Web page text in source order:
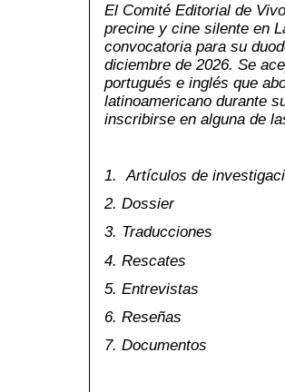
El Comité Editorial de
precine y cine silente en
convocatoria para su
diciembre de 2026. Se
portugués e inglés que
latinoamericano durante
inscribirse en alguna de
1. Artículos de
2. Dossier
3. Traducciones
4. Rescates
5. Entrevistas
6. Reseñas
7. Documentos